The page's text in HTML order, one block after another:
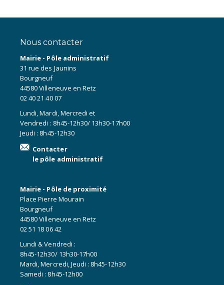
Nous contacter
Mairie - Pôle administratif
31 rue des Jaunins
Bourgneuf
44580 Villeneuve en Retz
02 40 21 40 07
Lundi, Mardi, Mercredi et
Vendredi : 8h45-12h30/ 13h30-17h00
Jeudi : 8h45-12h30
Contacter
le pôle administratif
Mairie - Pôle de proximité
Place Pierre Mourain
Bourgneuf
44580 Villeneuve en Retz
02 51 18 06 42
Lundi & Vendredi :
8h45-12h30/ 13h30-17h00
Mardi, Mercredi, Jeudi : 8h45-12h30
Samedi : 8h45-12h00